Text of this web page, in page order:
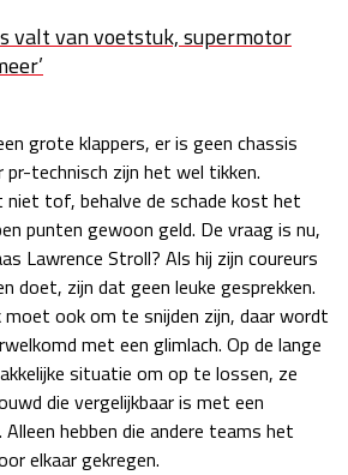
zo 17:00 - 19:00
valt van voetstuk, supermotor
grote klappers, er is geen chassis
pr-technisch zijn het wel tikken.
niet tof, behalve de schade kost het
punten gewoon geld. De vraag is nu,
Lawrence Stroll? Als hij zijn coureurs
doet, zijn dat geen leuke gesprekken.
ook om te snijden zijn, daar wordt
met een glimlach. Op de lange
situatie om op te lossen, ze
die vergelijkbaar is met een
hebben die andere teams het
elkaar gekregen.